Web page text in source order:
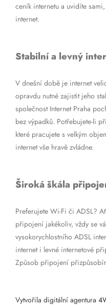
ceník internetu a uvidíte
internet.
Stabilní a levný
V dnešní době je internet
opravdu nutné zajistit jeho
společnost Internet Praha
bez výpadků. Potřebujete-li
které pracujete s velkým
internet vše hravě zvládne.
Široká škála
Preferujete Wi-Fi či ADSL?
připojení jakékoliv, vždy se
vysokorychlostního ADSL
internet i levné internetové
Způsob připojení
Vytvořila digitální agentura